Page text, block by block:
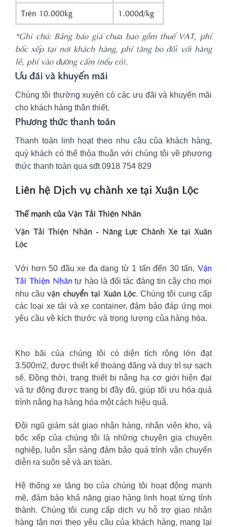
Trên 10.000kg
1.000đ/kg
*Ghi chú: Bảng báo giá chưa bao gồm thuế VAT, phí
bốc xếp tại nơi khách hàng, phí tăng bo đối với hàng
lẻ, phí vào đường cấm (nếu có).
Ưu đãi và khuyến mãi
Chúng tôi thường xuyên có các ưu đãi và khuyến mãi
cho khách hàng thân thiết.
Phương thức thanh toán
Thanh toán linh hoạt theo nhu cầu của khách hàng,
quý khách có thể thỏa thuận với chúng tôi về phương
thức thanh toàn qua sđt 0918 754 829
Liên hệ Dịch vụ chành xe tại Xuận Lộc
Thế mạnh của Vận Tải Thiện Nhân
Vận Tải Thiện Nhân - Năng Lực Chành Xe tại Xuân
Lộc
Với hơn 50 đầu xe đa dạng từ 1 tấn đến 30 tấn, Vận
Tải Thiện Nhântự hào là đối tác đáng tin cậy cho mọi
nhu cầu vận chuyển tại Xuân Lộc. Chúng tôi cung cấp
các loại xe tải và xe container, đảm bảo đáp ứng mọi
yêu cầu về kích thước và trọng lượng của hàng hóa.
Kho bãi của chúng tôi có diện tích rộng lớn đạt
3.500m2, được thiết kế thoáng đãng và duy trì sự sạch
sẽ. Đồng thời, trang thiết bị nâng hạ cơ giới hiện đại
và tự động được trang bị đầy đủ, giúp tối ưu hóa quá
trình nâng hạ hàng hóa một cách hiệu quả.
Đội ngũ giám sát giao nhận hàng, nhân viên kho, và
bốc xếp của chúng tôi là những chuyên gia chuyên
nghiệp, luôn sẵn sàng đảm bảo quá trình vận chuyển
diễn ra suôn sẻ và an toàn.
Hệ thống xe tăng bo của chúng tôi hoạt động mạnh
mẽ, đảm bảo khả năng giao hàng linh hoạt từng tỉnh
thành. Chúng tôi cung cấp dịch vụ hỗ trợ giao nhận
hàng tận nơi theo yêu cầu của khách hàng, mang lại